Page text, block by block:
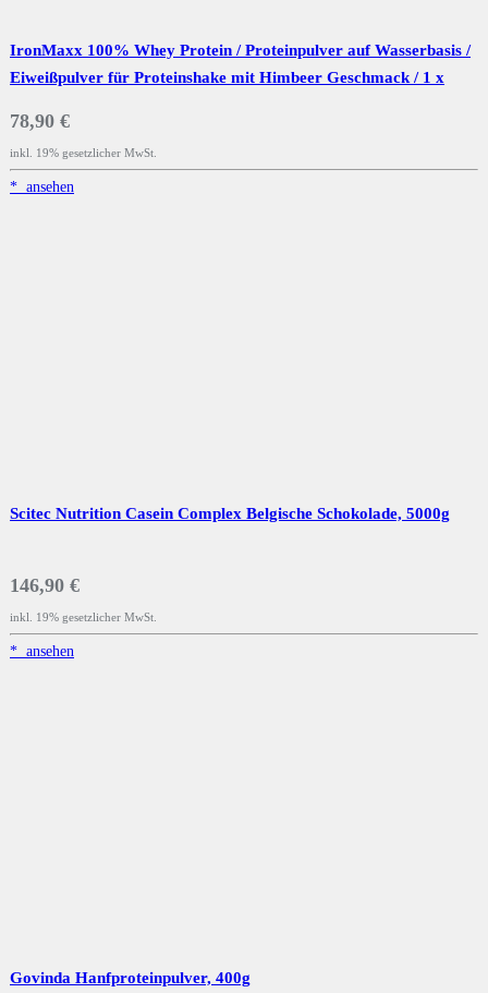
IronMaxx 100% Whey Protein / Proteinpulver auf Wasserbasis /
Eiweißpulver für Proteinshake mit Himbeer Geschmack / 1 x
78,90 €
inkl. 19% gesetzlicher MwSt.
* ansehen
Scitec Nutrition Casein Complex Belgische Schokolade, 5000g
146,90 €
inkl. 19% gesetzlicher MwSt.
* ansehen
Govinda Hanfproteinpulver, 400g